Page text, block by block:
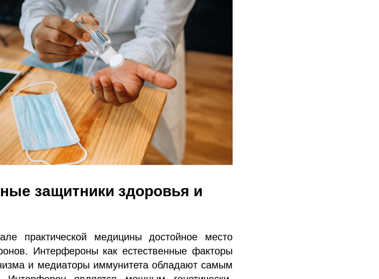
защитники здоровья и
практической медицины достойное место
Интерфероны как естественные факторы
и медиаторы иммунитета обладают самым